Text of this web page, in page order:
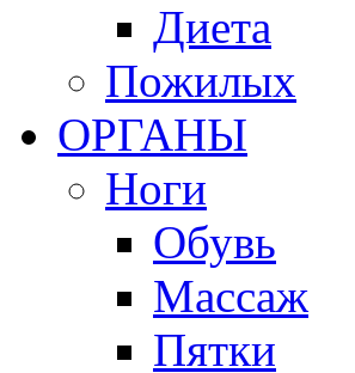
Диета
Пожилых
ОРГАНЫ
Ноги
Обувь
Массаж
Пятки